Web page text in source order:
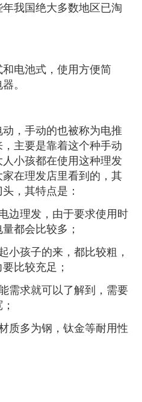
我国绝大多数地区已淘
电池式，使用方便简
。
，手动的也被称为电推
主要是靠着这个种手动
小孩都在使用这种理发
在理发店里看到的，其
，其特点是：
边理发，由于要求使用时
都会比较多；
小孩子的来，都比较粗，
比较充足；
需求就可以了解到，需要
质多为钢，钛金等耐用性